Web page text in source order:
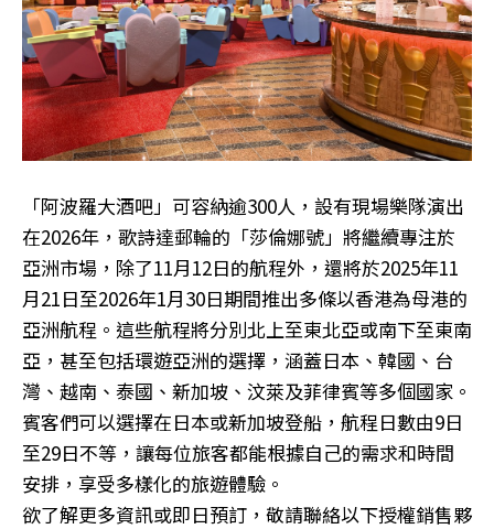
「阿波羅大酒吧」可容納逾300人，設有現場樂隊演出
在2026年，歌詩達郵輪的「莎倫娜號」將繼續專注於
亞洲市場，除了11月12日的航程外，還將於2025年11
月21日至2026年1月30日期間推出多條以香港為母港的
亞洲航程。這些航程將分別北上至東北亞或南下至東南
亞，甚至包括環遊亞洲的選擇，涵蓋日本、韓國、台
灣、越南、泰國、新加坡、汶萊及菲律賓等多個國家。
賓客們可以選擇在日本或新加坡登船，航程日數由9日
至29日不等，讓每位旅客都能根據自己的需求和時間
安排，享受多樣化的旅遊體驗。
欲了解更多資訊或即日預訂，敬請聯絡以下授權銷售夥